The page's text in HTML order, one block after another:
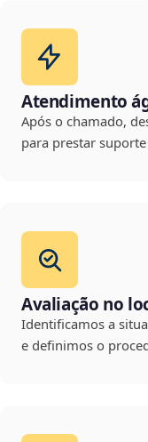
Atendimento
Após o chamado,
para prestar
Avaliação no
Identificamos a
e definimos o